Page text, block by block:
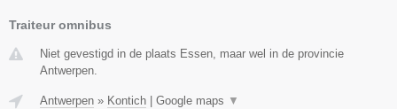
Traiteur omnibus
Niet gevestigd in de plaats Essen, maar wel in de provincie
Antwerpen.
Antwerpen » Kontich Google maps ▼